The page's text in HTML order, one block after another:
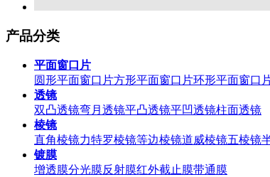
产品分类
平面窗口片
圆形平面窗口片方形平面窗口片环形平面窗口
透镜
双凸透镜弯月透镜平凸透镜平凹透镜柱面透镜
棱镜
直角棱镜力特罗棱镜等边棱镜道威棱镜五棱镜
镀膜
增透膜分光膜反射膜红外截止膜带通膜